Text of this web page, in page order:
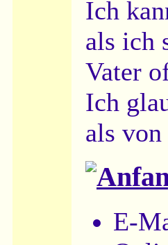
Ich
als ich
Vater
Ich
als
E-